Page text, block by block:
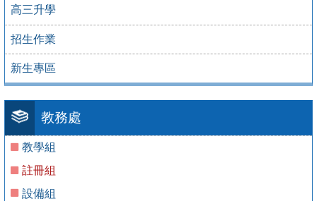
高三升學
招生作業
新生專區
教務處
教學組
註冊組
設備組